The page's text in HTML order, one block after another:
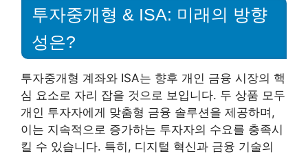
투자중개형 & ISA: 미래의 방향
성은?
투자중개형 계좌와 ISA는 향후 개인 금융 시장의 핵
심 요소로 자리 잡을 것으로 보입니다. 두 상품 모두
개인 투자자에게 맞춤형 금융 솔루션을 제공하며,
이는 지속적으로 증가하는 투자자의 수요를 충족시
킬 수 있습니다. 특히, 디지털 혁신과 금융 기술의